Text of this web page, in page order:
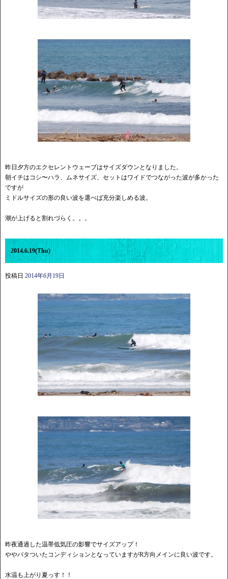
昨日夕方のエクセレントウェーブはサイズダウンとなりました。
朝イチはコシ〜ハラ、ムネサイズ、セットはワイドでつながった波が多かった
ですが
ミドルサイズの形の良い波を選べば充分楽しめる波。
潮が上げると割れづらく。。。
2014.6.19(Thu)
投稿日 2014年6月19日
昨夜通過した温帯低気圧の影響でサイズアップ！
ややバタついたコンディションとなっていますがR方向メインに良い波です。
水温も上がり夏っす！！